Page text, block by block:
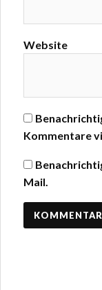
Website
Kommentare
Mail.